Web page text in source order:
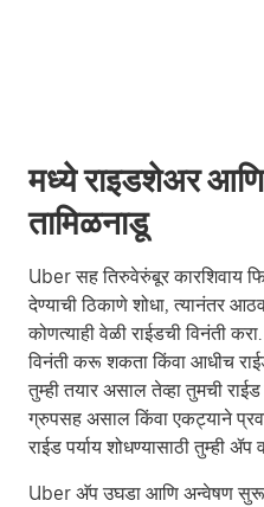
मध्ये राइडशेअर
तामिळनाडू
Uber सह तिरुवेरुंबूर कारशिवाय
देण्याची ठिकाणे शोधा, त्यानंतर
कोणत्याही वेळी राईडची विनंती
विनंती करू शकता किंवा आधीच
तुम्ही तयार असाल तेव्हा तुमची
ग्रुपसह असाल किंवा एकट्याने
राईड पर्याय शोधण्यासाठी तुम्ही
Uber अ‍ॅप उघडा आणि अन्वेषण सुरू